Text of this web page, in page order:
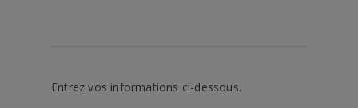
Entrez vos informations ci-dessous.